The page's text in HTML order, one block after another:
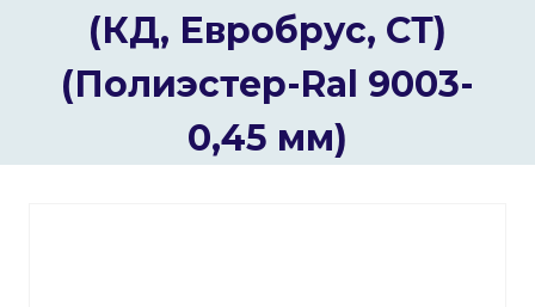
(КД, Евробрус, СТ)
(Полиэстер-Ral 9003-
0,45 мм)